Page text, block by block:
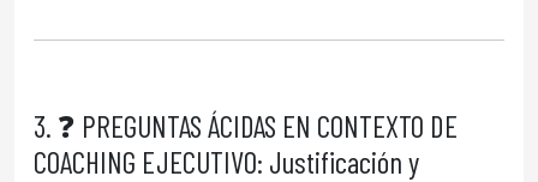
3. ❓ PREGUNTAS ÁCIDAS EN CONTEXTO DE
COACHING EJECUTIVO: Justificación y